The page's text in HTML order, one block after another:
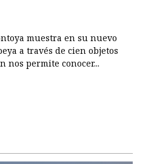
muestra en su nuevo
a través de cien objetos
nos permite conocer...